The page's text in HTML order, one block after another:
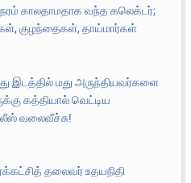
காலதாமதாக வந்த கலெக்டர்;
குழந்தைகள், தாய்மார்கள்
இடத்தில் மது அருந்தியவர்களை
கத்தியால் வெட்டிய
வலைவீச்சு!
தலைவர் உதயநிதி